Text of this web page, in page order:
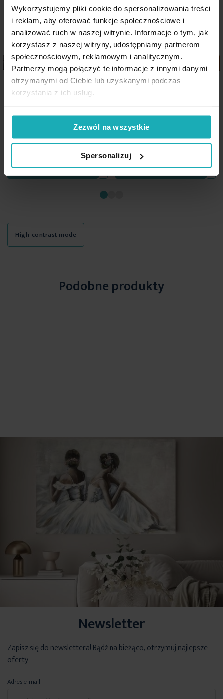
Wykorzystujemy pliki cookie do spersonalizowania treści
i reklam, aby oferować funkcje społecznościowe i
analizować ruch w naszej witrynie. Informacje o tym, jak
korzystasz z naszej witryny, udostępniamy partnerom
społecznościowym, reklamowym i analitycznym.
Partnerzy mogą połączyć te informacje z innymi danymi
otrzymanymi od Ciebie lub uzyskanymi podczas
korzystania z ich usług.
Zezwól na wszystkie
Spersonalizuj
Pobierz instrukcję użytkowania i bezpieczeństwa produktu
ciepły, a jednocześnie lekki,
łatwy w praniu i szybkoschnący,
praktyczny na co dzień – do domu i na prezent.
Dane techniczne:
szerokość: 150 cm
skład: 100% poliester
do listy życzeń
Poszewka na poduszkę 45x45
cm ciemnozielona z miękkiej
Eurofirany
Dodaj do koszyka Dodaj do listy życzeń
Poszewka na poduszkę 60x60
Eurofirany
43,90 zł
Dodaj do koszyka
High-contrast mode
Podobne produkty
Newsletter
Zapisz się do newslettera! Bądź na bieżąco, otrzymuj najlepsze
oferty
Adres e-mail